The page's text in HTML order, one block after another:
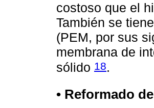
costoso que el
También se
(PEM, por sus
membrana de
sólido 18.
• Reformado